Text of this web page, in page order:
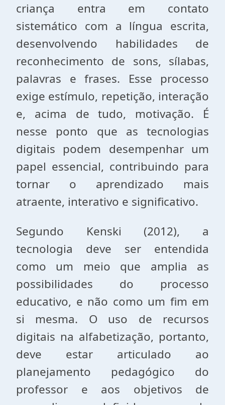
criança entra em contato
sistemático com a língua escrita,
desenvolvendo habilidades de
reconhecimento de sons, sílabas,
palavras e frases. Esse processo
exige estímulo, repetição, interação
e, acima de tudo, motivação. É
nesse ponto que as tecnologias
digitais podem desempenhar um
papel essencial, contribuindo para
tornar o aprendizado mais
atraente, interativo e significativo.
Segundo Kenski (2012), a
tecnologia deve ser entendida
como um meio que amplia as
possibilidades do processo
educativo, e não como um fim em
si mesma. O uso de recursos
digitais na alfabetização, portanto,
deve estar articulado ao
planejamento pedagógico do
professor e aos objetivos de